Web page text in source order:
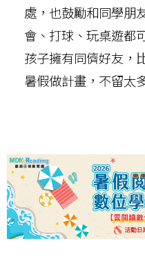
處，也鼓勵和同學朋
會、打球、玩桌遊都
孩子擁有同儕好友，
暑假做計畫，不留太